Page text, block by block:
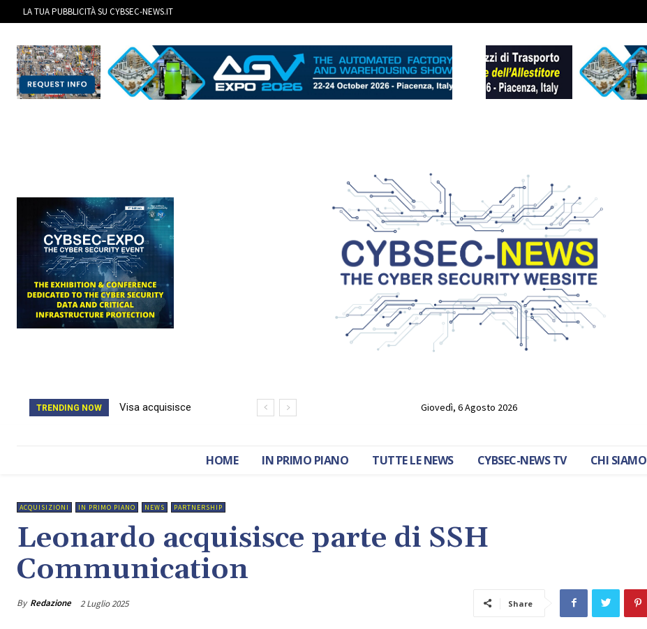
LA TUA PUBBLICITÀ SU CYBSEC-NEWS.IT
TRENDING NOW
Visa acquisisce
Il catasto della
Giovedì, 6 Agosto 2026
HOME IN PRIMO PIANO TUTTE LE NEWS CYBSEC-NEWS TV CHI SIAMO
ACQUISIZIONI IN PRIMO PIANO NEWS PARTNERSHIP
Leonardo acquisisce parte di SSH
Communication
By Redazione 2 Luglio 2025 Share